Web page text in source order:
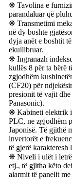
❋ Tavolina e
parandaluar që
❋ Transmetimi
në dy boshte
dyja anët e boshtit
ekuilibruar.
❋ Ingranazh
kullës 8 për ta bërë
zgjodhëm
(CF20) për
presionit të vajit
Panasonic).
❋ Kabineti elektrik
PLC, ne zgjodhëm
Japonisë. Të gjithë
invertorët e
të gjerë karakteresh
❋ Niveli i ulët i
etj., të gjitha këto
alarmit të panelit